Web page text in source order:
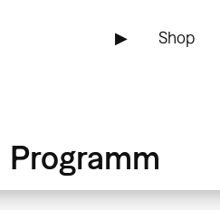
▶ Shop
Programm